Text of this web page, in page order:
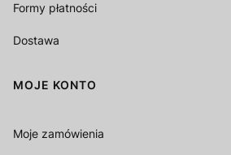
Formy płatności
Dostawa
MOJE KONTO
Moje zamówienia